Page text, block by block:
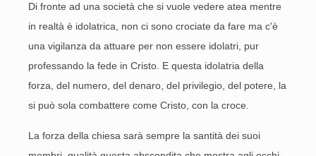
Di fronte ad una società che si vuole vedere atea mentre
in realtà è idolatrica, non ci sono crociate da fare ma c'è
una vigilanza da attuare per non essere idolatri, pur
professando la fede in Cristo. E questa idolatria della
forza, del numero, del denaro, del privilegio, del potere, la
si può sola combattere come Cristo, con la croce.
La forza della chiesa sarà sempre la santità dei suoi